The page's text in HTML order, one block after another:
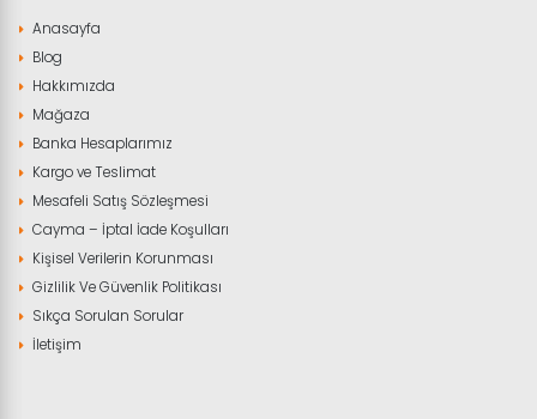
Anasayfa
Blog
Hakkımızda
Mağaza
Banka Hesaplarımız
Kargo ve Teslimat
Mesafeli Satış Sözleşmesi
Cayma – İptal İade Koşulları
Kişisel Verilerin Korunması
Gizlilik Ve Güvenlik Politikası
Sıkça Sorulan Sorular
İletişim